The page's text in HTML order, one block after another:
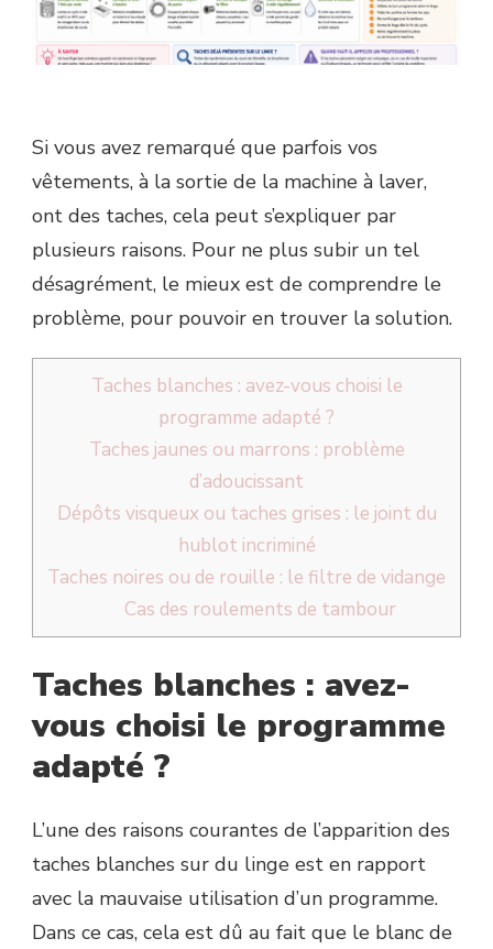
Si vous avez remarqué que parfois vos
vêtements, à la sortie de la machine à laver,
ont des taches, cela peut s’expliquer par
plusieurs raisons. Pour ne plus subir un tel
désagrément, le mieux est de comprendre le
problème, pour pouvoir en trouver la solution.
Taches blanches : avez-vous choisi le
programme adapté ?
Taches jaunes ou marrons : problème
d’adoucissant
Dépôts visqueux ou taches grises : le joint du
hublot incriminé
Taches noires ou de rouille : le filtre de vidange
Cas des roulements de tambour
Taches blanches : avez-
vous choisi le programme
adapté ?
L’une des raisons courantes de l’apparition des
taches blanches sur du linge est en rapport
avec la mauvaise utilisation d’un programme.
Dans ce cas, cela est dû au fait que le blanc de